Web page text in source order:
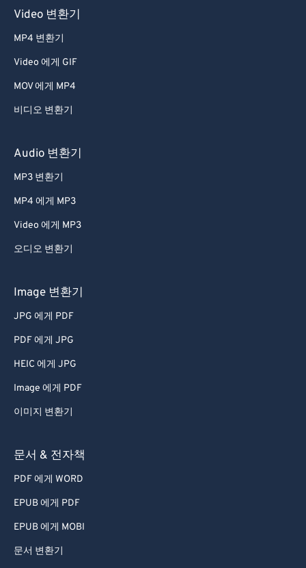
Video 변환기
MP4 변환기
Video 에게 GIF
MOV 에게 MP4
비디오 변환기
Audio 변환기
MP3 변환기
MP4 에게 MP3
Video 에게 MP3
오디오 변환기
Image 변환기
JPG 에게 PDF
PDF 에게 JPG
HEIC 에게 JPG
Image 에게 PDF
이미지 변환기
문서 & 전자책
PDF 에게 WORD
EPUB 에게 PDF
EPUB 에게 MOBI
문서 변환기